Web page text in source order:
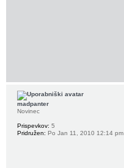
madpanter
Novinec
Prispevkov: 5
Pridružen: Po Jan 11, 2010 12:14 pm